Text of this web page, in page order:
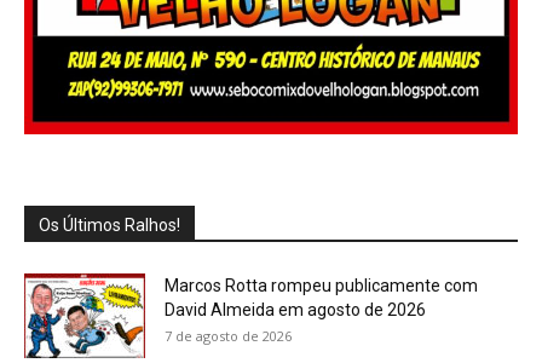
Os Últimos Ralhos!
Marcos Rotta rompeu publicamente com
David Almeida em agosto de 2026
7 de agosto de 2026